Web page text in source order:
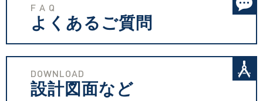
F A Q
よくあるご質問
DOWNLOAD
設計図面など